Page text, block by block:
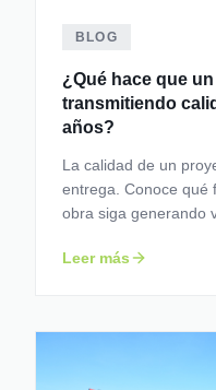
BLOG
¿Qué hace que
transmitiendo
años?
La calidad de un
entrega. Conoce qué
obra siga generando
Leer más